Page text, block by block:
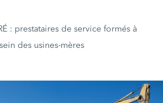
: prestataires de service formés à
des usines-mères